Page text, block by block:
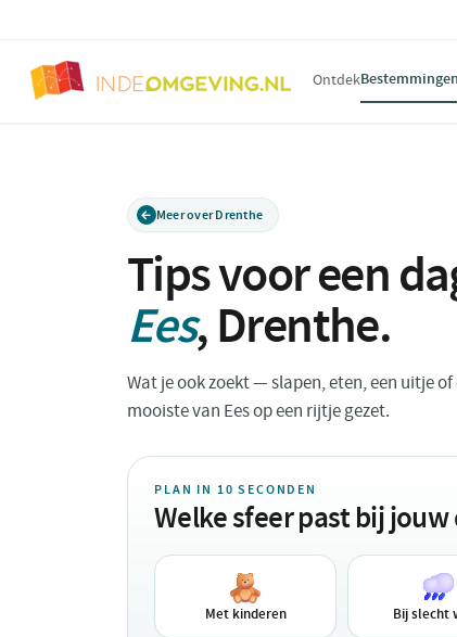
OntdekBestemmingen
Meer over Drenthe
Tips voor een
Ees,Drenthe.
Wat je ook zoekt — slapen, eten, een uitje
mooiste van Ees op een rijtje gezet.
PLAN IN 10 SECONDEN
Welke sfeer past bij jouw
Met kinderen Bij slecht